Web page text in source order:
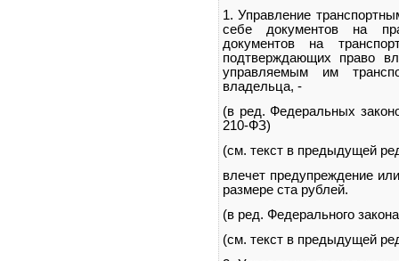
1. Управление
себе документов на
документов на
подтверждающих право
управляемым им
владельца, -
(в ред. Федеральных
210-ФЗ)
(см. текст в предыдущей
влечет предупреждение
размере ста рублей.
(в ред. Федерального
(см. текст в предыдущей